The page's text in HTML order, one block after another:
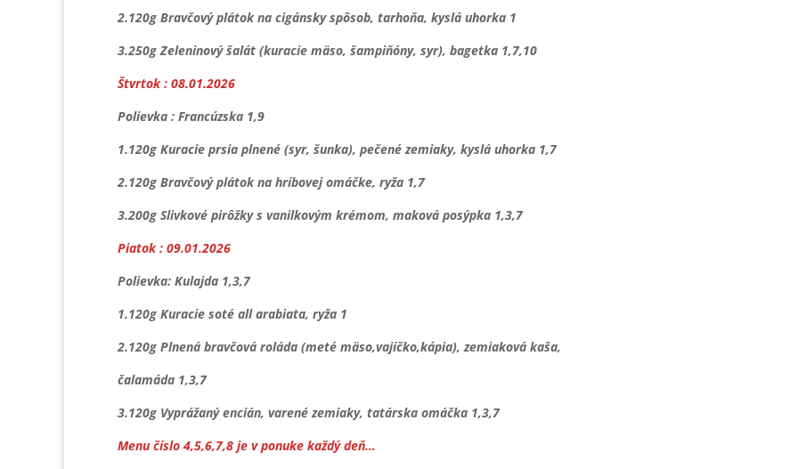
2.120g Bravčový plátok na cigánsky spôsob, tarhoňa, kyslá uhorka 1
3.250g Zeleninový šalát (kuracie mäso, šampiňóny, syr), bagetka 1,7,10
Štvrtok : 08.01.2026
Polievka : Francúzska 1,9
1.120g Kuracie prsia plnené (syr, šunka), pečené zemiaky, kyslá uhorka 1,7
2.120g Bravčový plátok na hríbovej omáčke, ryža 1,7
3.200g Slivkové pirôžky s vanilkovým krémom, maková posýpka 1,3,7
Piatok : 09.01.2026
Polievka: Kulajda 1,3,7
1.120g Kuracie soté all arabiata, ryža 1
2.120g Plnená bravčová roláda (meté mäso,vajíčko,kápia), zemiaková kaša,
čalamáda 1,3,7
3.120g Vyprážaný encián, varené zemiaky, tatárska omáčka 1,3,7
Menu číslo 4,5,6,7,8 je v ponuke každý deň…